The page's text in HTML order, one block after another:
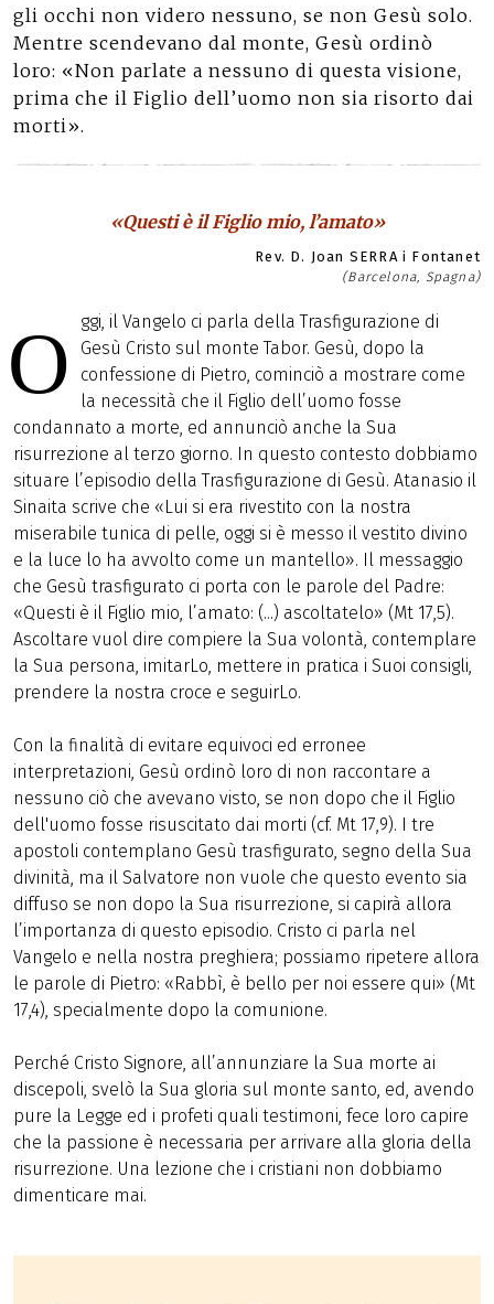
gli occhi non videro nessuno, se non Gesù solo.
Mentre scendevano dal monte, Gesù ordinò
loro: «Non parlate a nessuno di questa visione,
prima che il Figlio dell’uomo non sia risorto dai
morti».
«Questi è il Figlio mio, l’amato»
Rev. D. Joan SERRA i Fontanet
(Barcelona, Spagna)
O
ggi, il Vangelo ci parla della Trasfigurazione di
Gesù Cristo sul monte Tabor. Gesù, dopo la
confessione di Pietro, cominciò a mostrare come
la necessità che il Figlio dell’uomo fosse
condannato a morte, ed annunciò anche la Sua
risurrezione al terzo giorno. In questo contesto dobbiamo
situare l’episodio della Trasfigurazione di Gesù. Atanasio il
Sinaita scrive che «Lui si era rivestito con la nostra
miserabile tunica di pelle, oggi si è messo il vestito divino
e la luce lo ha avvolto come un mantello». Il messaggio
che Gesù trasfigurato ci porta con le parole del Padre:
«Questi è il Figlio mio, l’amato: (...) ascoltatelo» (Mt 17,5).
Ascoltare vuol dire compiere la Sua volontà, contemplare
la Sua persona, imitarLo, mettere in pratica i Suoi consigli,
prendere la nostra croce e seguirLo.
Con la finalità di evitare equivoci ed erronee
interpretazioni, Gesù ordinò loro di non raccontare a
nessuno ciò che avevano visto, se non dopo che il Figlio
dell'uomo fosse risuscitato dai morti (cf. Mt 17,9). I tre
apostoli contemplano Gesù trasfigurato, segno della Sua
divinità, ma il Salvatore non vuole che questo evento sia
diffuso se non dopo la Sua risurrezione, si capirà allora
l’importanza di questo episodio. Cristo ci parla nel
Vangelo e nella nostra preghiera; possiamo ripetere allora
le parole di Pietro: «Rabbì, è bello per noi essere qui» (Mt
17,4), specialmente dopo la comunione.
Perché Cristo Signore, all’annunziare la Sua morte ai
discepoli, svelò la Sua gloria sul monte santo, ed, avendo
pure la Legge ed i profeti quali testimoni, fece loro capire
che la passione è necessaria per arrivare alla gloria della
risurrezione. Una lezione che i cristiani non dobbiamo
dimenticare mai.